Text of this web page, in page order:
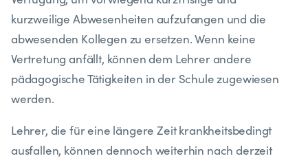
kurzweilige Abwesenheiten aufzufangen und die
abwesenden Kollegen zu ersetzen. Wenn keine
Vertretung anfällt, können dem Lehrer andere
pädagogische Tätigkeiten in der Schule zugewiesen
werden.
Lehrer, die für eine längere Zeit krankheitsbedingt
ausfallen, können dennoch weiterhin nach derzeit